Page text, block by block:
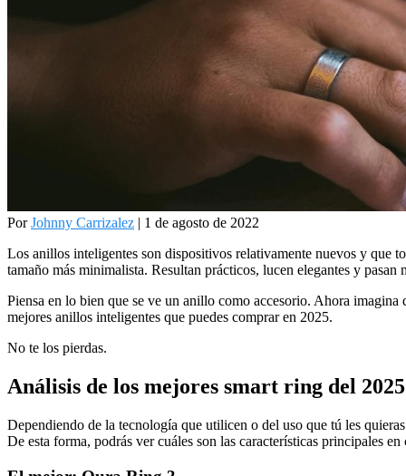
PorJohnny Carrizalez | 1 de agosto de 2022
Los anillos inteligentes son dispositivos relativamente nuevos y que
tamaño más minimalista. Resultan prácticos, lucen elegantes y
Piensa en lo bien que se ve un anillo como accesorio. Ahora imagina
mejores anillos inteligentes que puedes comprar en 2025.
No te los pierdas.
Análisis de los mejores smart ring del
Dependiendo de la tecnología que utilicen o del uso que tú les
De esta forma, podrás ver cuáles son las características principales en